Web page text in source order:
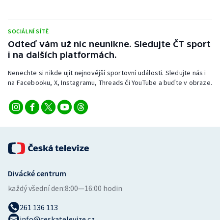
SOCIÁLNÍ SÍTĚ
Odteď vám už nic neunikne. Sledujte ČT sport
i na dalších platformách.
Nenechte si nikde ujít nejnovější sportovní události. Sledujte nás i
na Facebooku, X, Instagramu, Threads či YouTube a buďte v obraze.
Divácké centrum
každý všední den:8:00—16:00 hodin
261 136 113